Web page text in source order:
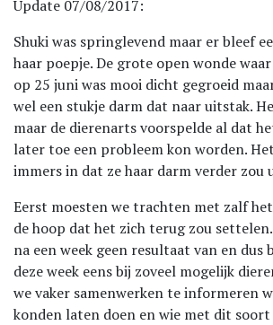
Update 07/08/2017:
Shuki was springlevend maar er bleef
haar poepje. De grote open wonde
op 25 juni was mooi dicht gegroeid
wel een stukje darm dat naar uitstak.
maar de dierenarts voorspelde al dat
later toe een probleem kon worden.
immers in dat ze haar darm verder zou
Eerst moesten we trachten met zalf
de hoop dat het zich terug zou
na een week geen resultaat van en dus
deze week eens bij zoveel mogelijk
we vaker samenwerken te informeren
konden laten doen en wie met dit